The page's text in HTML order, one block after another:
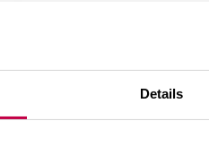
Details